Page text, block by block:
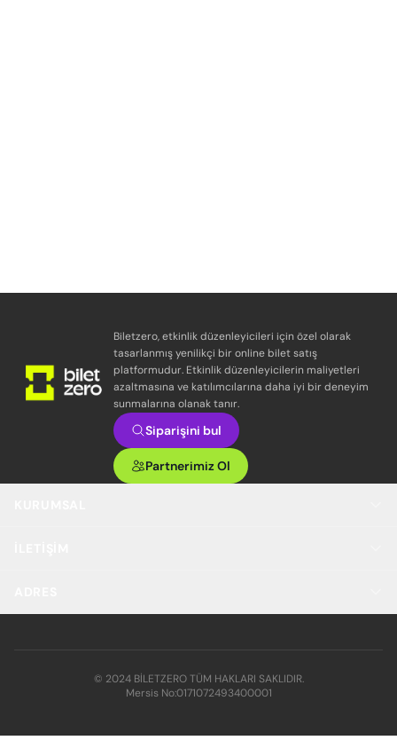
Biletzero, etkinlik düzenleyicileri için özel olarak
tasarlanmış yenilikçi bir online bilet satış
platformudur. Etkinlik düzenleyicilerin maliyetleri
azaltmasına ve katılımcılarına daha iyi bir deneyim
sunmalarına olanak tanır.
Siparişini bul
Partnerimiz Ol
© 2024 BİLETZERO TÜM HAKLARI SAKLIDIR.
Mersis No:0171072493400001